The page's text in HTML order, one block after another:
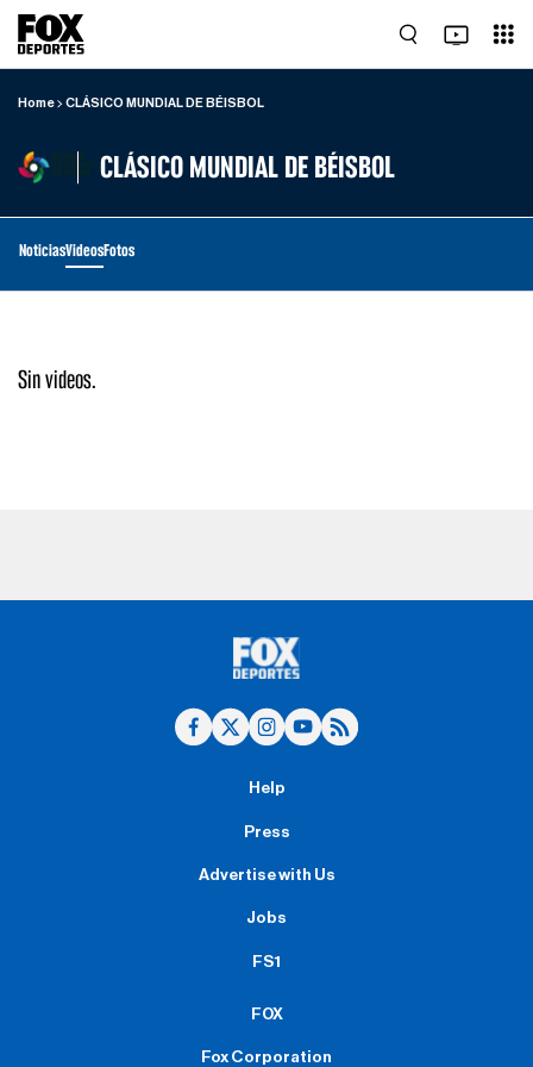
Home CLÁSICO MUNDIAL DE BÉISBOL
CLÁSICO MUNDIAL DE BÉISBOL
NoticiasVideosFotos
Sin videos.
Help
Press
Advertise with Us
Jobs
FS1
FOX
Fox Corporation